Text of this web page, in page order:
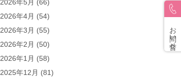
お問い合せ
2026年5月 (66)
2026年4月 (54)
2026年3月 (55)
2026年2月 (50)
2026年1月 (58)
2025年12月 (81)